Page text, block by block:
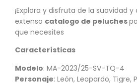
¡Explora y disfruta de la suavidad
extenso catalogo de peluches
que necesites
Características
Modelo: MA-2023/25-SV-TQ-4
Personaje: León, Leopardo, Tigre,